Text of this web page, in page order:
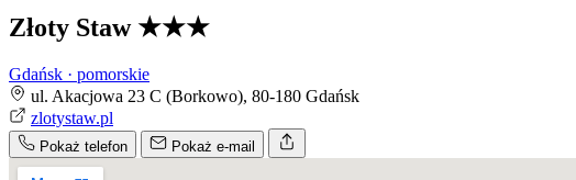
Złoty Staw ★★★
Gdańsk · pomorskie
ul. Akacjowa 23 C (Borkowo), 80-180 Gdańsk
zlotystaw.pl
Pokaż telefon Pokaż e-mail